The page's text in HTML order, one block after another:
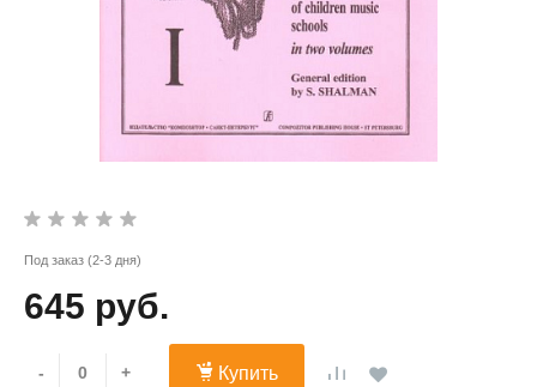
Под заказ (2-3 дня)
645 руб.
- + Купить